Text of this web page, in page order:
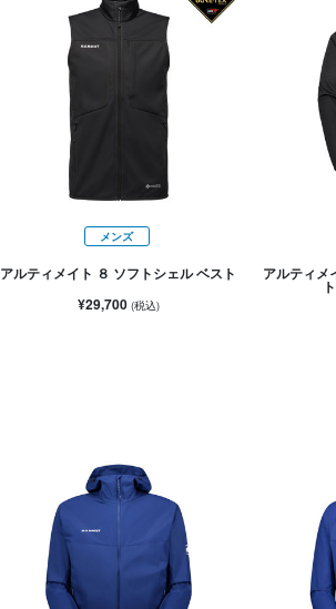
メンズ
アルティメイト ８ ソフトシェル ベスト
¥29,700 (税込)
アルティメ